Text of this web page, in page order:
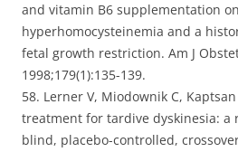
and vitamin B6 supplementation
hyperhomocysteinemia and a
fetal growth restriction. Am J
1998;179(1):135-139.
58. Lerner V, Miodownik C,
treatment for tardive dyskinesia: a
blind, placebo-controlled,